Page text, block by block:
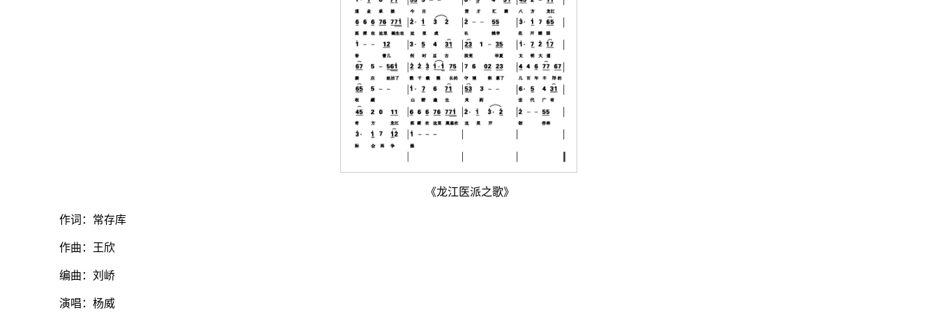
《龙江医派之歌》
作词：常存库
作曲：王欣
编曲：刘峤
演唱：杨威